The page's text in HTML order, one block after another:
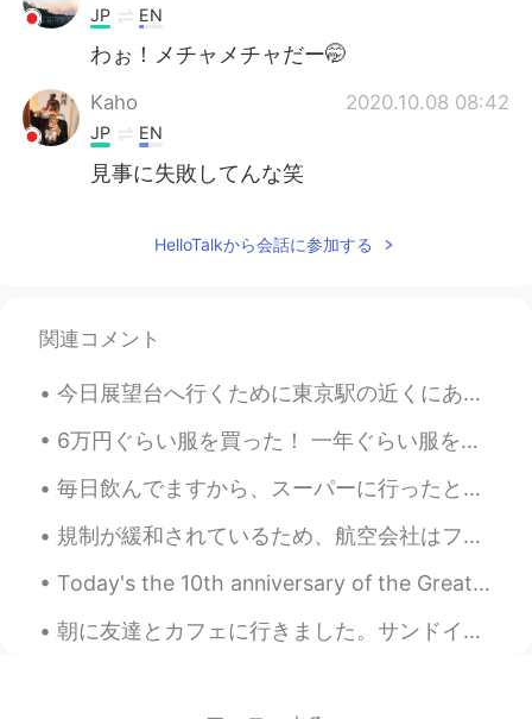
JP EN
わぉ！メチャメチャだー🤭
Kaho 2020.10.08 08:42
JP EN
見事に失敗してんな笑
HelloTalkから会話に参加する
関連コメント
今日展望台へ行くために東京駅の近くにあるビルに３軒入ってみました。😊新丸の内ビルの7階に素敵なテラスがありました。🌳☕️🏙それから、隣の丸の内ビルに入ったけど、展望台が閉まっていました。🤔最後に...
6万円ぐらい服を買った！ 一年ぐらい服を買えなかったから。😂😂 ユニクロが好きです。デザインは簡単で派手でもない。It's very comfortable! 😁😁👍 ワンチャンを持ってくる...
毎日飲んでますから、スーパーに行ったとき、いっぱい買いました。😎 Mt.Rainierのカフェラッテが大好きになってて、それを飲みたくなるたびに、コンビに行って、買ってますが、毎日飲んでしまっ...
規制が緩和されているため、航空会社はフライトを追加しています。 日本への旅行を楽しみにしています。 The airlines are adding more flights as there ...
Today's the 10th anniversary of the Great East Japan Earthquake. My heart goes out to all the vic...
朝に友達とカフェに行きました。サンドイッチを食べました。美味しかったです！友達はクレッサントを食べました。 シベリアですべてが安いです。私のサンドイッチはいくら1ドルでした。私の友達のくレッサ...